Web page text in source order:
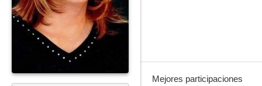
Mejores participaciones